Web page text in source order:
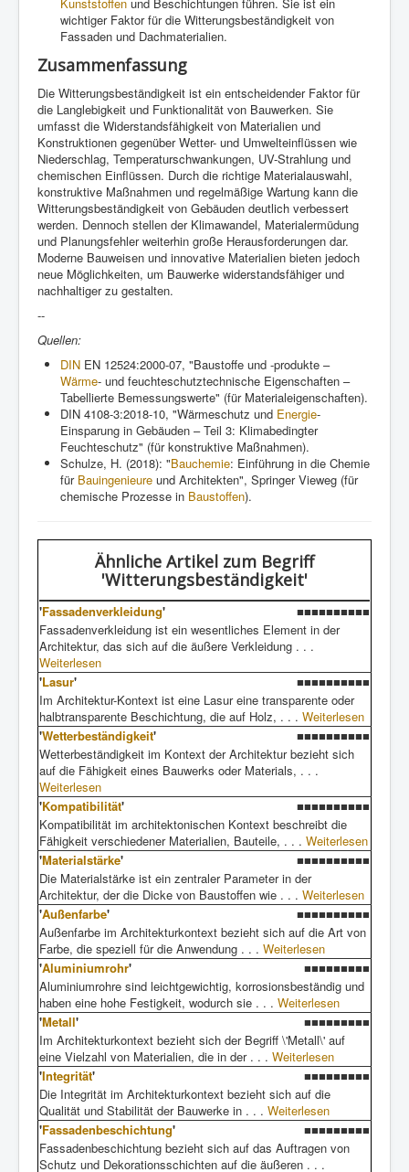
wichtiger Faktor für die Witterungsbeständigkeit von
Fassaden und Dachmaterialien.
Zusammenfassung
Die Witterungsbeständigkeit ist ein entscheidender Faktor für
die Langlebigkeit und Funktionalität von Bauwerken. Sie
umfasst die Widerstandsfähigkeit von Materialien und
Konstruktionen gegenüber Wetter- und Umwelteinflüssen wie
Niederschlag, Temperaturschwankungen, UV-Strahlung und
chemischen Einflüssen. Durch die richtige Materialauswahl,
konstruktive Maßnahmen und regelmäßige Wartung kann die
Witterungsbeständigkeit von Gebäuden deutlich verbessert
werden. Dennoch stellen der Klimawandel, Materialermüdung
und Planungsfehler weiterhin große Herausforderungen dar.
Moderne Bauweisen und innovative Materialien bieten jedoch
neue Möglichkeiten, um Bauwerke widerstandsfähiger und
nachhaltiger zu gestalten.
--
Quellen:
DIN EN 12524:2000-07, "Baustoffe und -produkte –
Wärme- und feuchteschutztechnische Eigenschaften –
Tabellierte Bemessungswerte" (für Materialeigenschaften).
DIN 4108-3:2018-10, "Wärmeschutz und Energie-
Einsparung in Gebäuden – Teil 3: Klimabedingter
Feuchteschutz" (für konstruktive Maßnahmen).
Schulze, H. (2018): "Bauchemie: Einführung in die Chemie
für Bauingenieure und Architekten", Springer Vieweg (für
chemische Prozesse in Baustoffen).
Ähnliche Artikel zum Begriff
'Witterungsbeständigkeit'
'Fassadenverkleidung'
■■■■■■■■■■
Fassadenverkleidung ist ein wesentliches Element in der
Architektur, das sich auf die äußere Verkleidung . . .
Weiterlesen
'Lasur'
■■■■■■■■■■
Im Architektur-Kontext ist eine Lasur eine transparente oder
halbtransparente Beschichtung, die auf Holz, . . . Weiterlesen
'Wetterbeständigkeit'
■■■■■■■■■■
Wetterbeständigkeit im Kontext der Architektur bezieht sich
auf die Fähigkeit eines Bauwerks oder Materials, . . .
Weiterlesen
'Kompatibilität'
■■■■■■■■■■
Kompatibilität im architektonischen Kontext beschreibt die
Fähigkeit verschiedener Materialien, Bauteile, . . . Weiterlesen
'Materialstärke'
■■■■■■■■■■
Die Materialstärke ist ein zentraler Parameter in der
Architektur, der die Dicke von Baustoffen wie . . . Weiterlesen
'Außenfarbe'
■■■■■■■■■■
Außenfarbe im Architekturkontext bezieht sich auf die Art von
Farbe, die speziell für die Anwendung . . . Weiterlesen
'Aluminiumrohr'
■■■■■■■■■
Aluminiumrohre sind leichtgewichtig, korrosionsbeständig und
haben eine hohe Festigkeit, wodurch sie . . . Weiterlesen
'Metall'
■■■■■■■■■
Im Architekturkontext bezieht sich der Begriff \'Metall\' auf
eine Vielzahl von Materialien, die in der . . . Weiterlesen
'Integrität'
■■■■■■■■■
Die Integrität im Architekturkontext bezieht sich auf die
Qualität und Stabilität der Bauwerke in . . . Weiterlesen
'Fassadenbeschichtung'
■■■■■■■■■
Fassadenbeschichtung bezieht sich auf das Auftragen von
Schutz und Dekorationsschichten auf die äußeren . . .